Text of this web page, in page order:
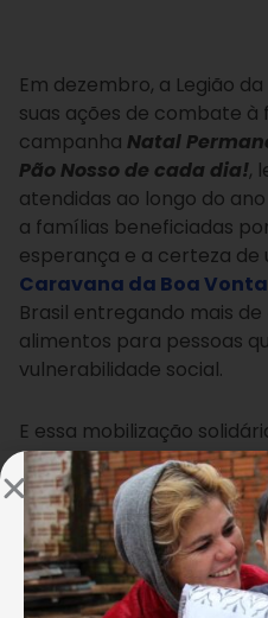
Em dezembro, a Legião
suas ações de combate à
campanha Natal
Pão Nosso de cada dia!,
atendidas ao longo do
a famílias beneficiadas
esperança e a certeza de
Caravana da Boa
Brasil entregando mais
alimentos para pessoas
vulnerabilidade social.
E essa mobilização
da última quarta-feira, 13
telejornalBATV, da TV
Globo, em Itabuna/BA.